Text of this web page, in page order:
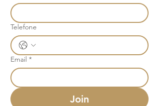
Telefone
Email *
Join